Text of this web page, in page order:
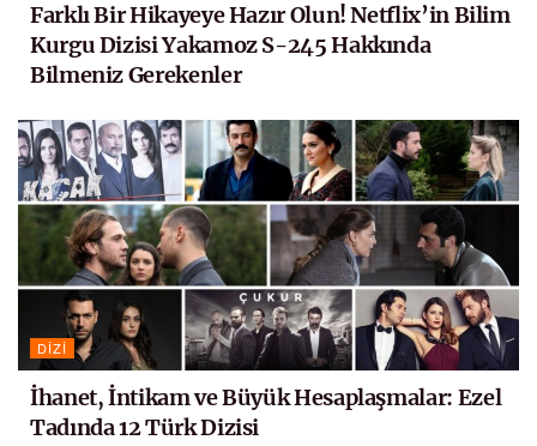
Farklı Bir Hikayeye Hazır Olun! Netflix’in Bilim
Kurgu Dizisi Yakamoz S-245 Hakkında
Bilmeniz Gerekenler
DIZI
İhanet, İntikam ve Büyük Hesaplaşmalar: Ezel
Tadında 12 Türk Dizisi